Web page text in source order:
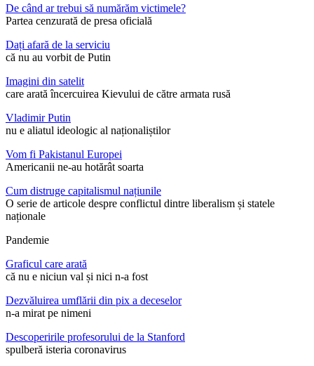
De când ar trebui să numărăm victimele?
Partea cenzurată de presa oficială
Dați afară de la serviciu
că nu au vorbit de Putin
Imagini din satelit
care arată încercuirea Kievului de către armata rusă
Vladimir Putin
nu e aliatul ideologic al naționaliștilor
Vom fi Pakistanul Europei
Americanii ne-au hotărât soarta
Cum distruge capitalismul națiunile
O serie de articole despre conflictul dintre liberalism și statele
naționale
Pandemie
Graficul care arată
că nu e niciun val și nici n-a fost
Dezvăluirea umflării din pix a deceselor
n-a mirat pe nimeni
Descoperirile profesorului de la Stanford
spulberă isteria coronavirus